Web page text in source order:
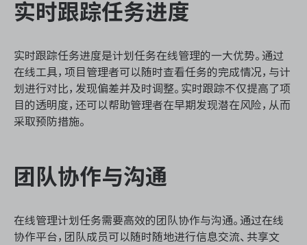
实时跟踪任务进度
实时跟踪任务进度是计划任务在线管理的一大优势。通过
在线工具，项目管理者可以随时查看任务的完成情况，与计
划进行对比，发现偏差并及时调整。实时跟踪不仅提高了项
目的透明度，还可以帮助管理者在早期发现潜在风险，从而
采取预防措施。
团队协作与沟通
在线管理计划任务需要高效的团队协作与沟通。通过在线
协作平台，团队成员可以随时随地进行信息交流、共享文